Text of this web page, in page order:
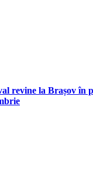
revine la Brașov în